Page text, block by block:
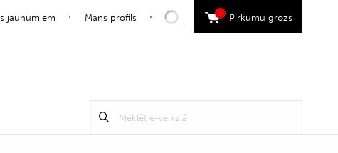
jaunumiem Mans profils Pirkumu grozs
0
Meklēt